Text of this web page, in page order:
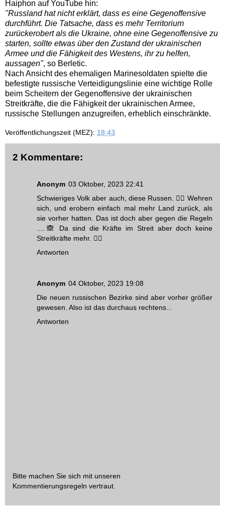
Haiphon auf YouTube hin:
"Russland hat nicht erklärt, dass es eine Gegenoffensive
durchführt. Die Tatsache, dass es mehr Territorium
zurückerobert als die Ukraine, ohne eine Gegenoffensive zu
starten, sollte etwas über den Zustand der ukrainischen
Armee und die Fähigkeit des Westens, ihr zu helfen,
aussagen", so Berletic.
Nach Ansicht des ehemaligen Marinesoldaten spielte die
befestigte russische Verteidigungslinie eine wichtige Rolle
beim Scheitern der Gegenoffensive der ukrainischen
Streitkräfte, die die Fähigkeit der ukrainischen Armee,
russische Stellungen anzugreifen, erheblich einschränkte.
Veröffentlichungszeit (MEZ): 18:43
2 Kommentare:
Anonym 03 Oktober, 2023 22:41
Schwieriges Volk aber auch, diese Russen. 🙋‍♂️ Wehren
sich, und erobern einfach mal mehr Land zurück, als
sie vorher hatten. Das ist doch aber gegen die Regeln
....🙈 Da sind die Kräfte im Streit aber doch keine
Streitkräfte mehr. 🤷‍♀️
Antworten
Anonym 04 Oktober, 2023 19:08
Die neuen russischen Bezirke sind aber vorher größer
gewesen. Also ist das durchaus rechtens...
Antworten
Bitte machen Sie sich mit unseren
Kommentierungsregeln vertraut.